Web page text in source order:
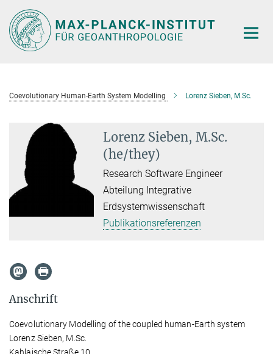
Hauptinhalt
Coevolutionary Human-Earth System Modelling Lorenz Sieben, M.Sc.
Lorenz Sieben, M.Sc.
(he/they)
Research Software Engineer
Abteilung Integrative
Erdsystemwissenschaft
Publikationsreferenzen
Anschrift
Coevolutionary Modelling of the coupled human-Earth system
Lorenz Sieben, M.Sc.
Kahlaische Straße 10